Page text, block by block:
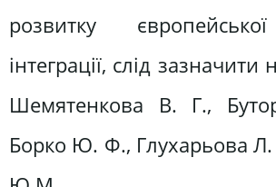
розвитку
інтеграції, слід зазначити
Шемятенкова В. Г.,
Борко Ю. Ф., Глухарьова